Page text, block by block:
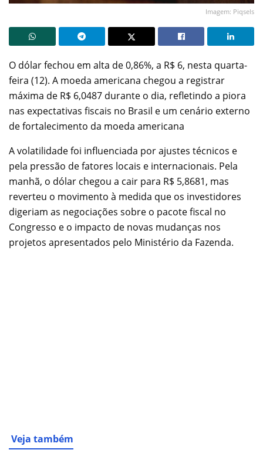
Imagem: Piqsels
O dólar fechou em alta de 0,86%, a R$ 6, nesta quarta-
feira (12). A moeda americana chegou a registrar
máxima de R$ 6,0487 durante o dia, refletindo a piora
nas expectativas fiscais no Brasil e um cenário externo
de fortalecimento da moeda americana
A volatilidade foi influenciada por ajustes técnicos e
pela pressão de fatores locais e internacionais. Pela
manhã, o dólar chegou a cair para R$ 5,8681, mas
reverteu o movimento à medida que os investidores
digeriam as negociações sobre o pacote fiscal no
Congresso e o impacto de novas mudanças nos
projetos apresentados pelo Ministério da Fazenda.
Veja também